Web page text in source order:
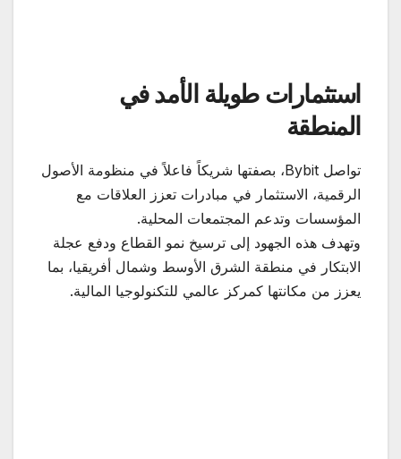
استثمارات طويلة الأمد في
المنطقة
تواصل Bybit، بصفتها شريكاً فاعلاً في منظومة الأصول
الرقمية، الاستثمار في مبادرات تعزز العلاقات مع
المؤسسات وتدعم المجتمعات المحلية.
وتهدف هذه الجهود إلى ترسيخ نمو القطاع ودفع عجلة
الابتكار في منطقة الشرق الأوسط وشمال أفريقيا، بما
يعزز من مكانتها كمركز عالمي للتكنولوجيا المالية.